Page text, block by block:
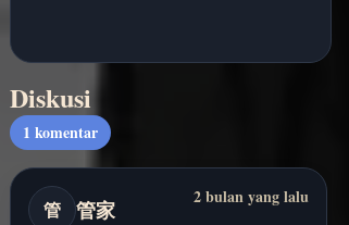
Diskusi
1 komentar
管 管家 2 bulan yang lalu